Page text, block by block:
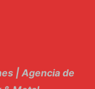
| Agencia de